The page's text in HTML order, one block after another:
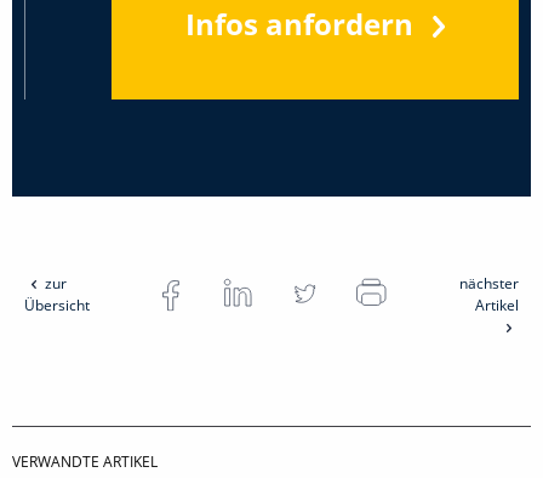
Infos anfordern
zur
Übersicht
nächster
Artikel
VERWANDTE ARTIKEL